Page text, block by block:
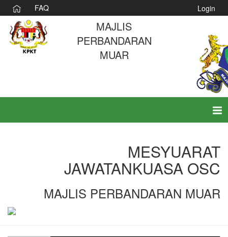
FAQ Login
MAJLIS
PERBANDARAN
MUAR
MESYUARAT
JAWATANKUASA OSC
MAJLIS PERBANDARAN MUAR